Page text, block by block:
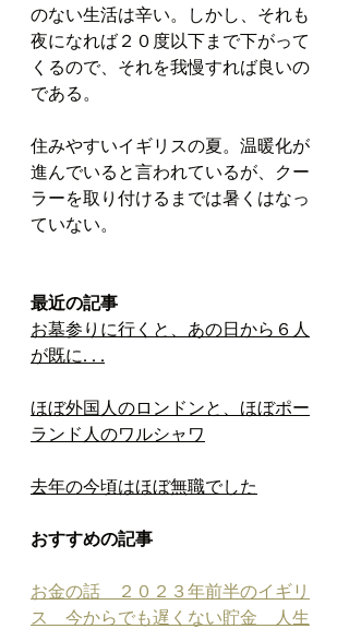
のない生活は辛い。しかし、それも
夜になれば２０度以下まで下がって
くるので、それを我慢すれば良いの
である。
住みやすいイギリスの夏。温暖化が
進んでいると言われているが、クー
ラーを取り付けるまでは暑くはなっ
ていない。
最近の記事
お墓参りに行くと、あの日から６人
が既に. . .
ほぼ外国人のロンドンと、ほぼポー
ランド人のワルシャワ
去年の今頃はほぼ無職でした
おすすめの記事
お金の話　２０２３年前半のイギリ
ス　今からでも遅くない貯金　人生